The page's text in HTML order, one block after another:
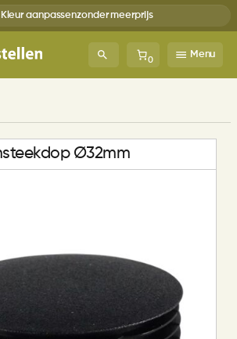
Kleur aanpassenzonder meerprijs
0
Menu
Ø32mm